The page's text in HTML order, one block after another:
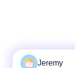
Jeremy